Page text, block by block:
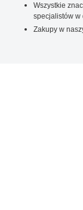
Wszystkie
specjalistów w
Zakupy w